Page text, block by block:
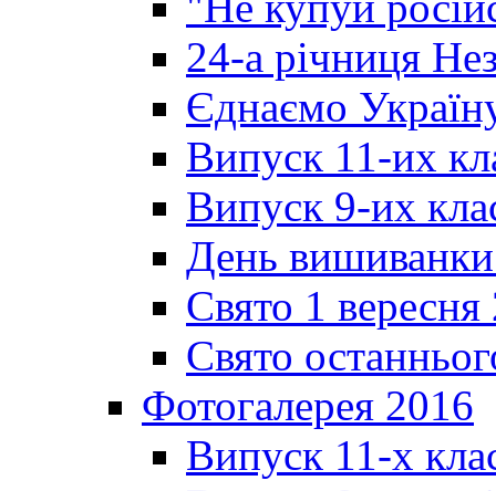
24-а річниця
Єднаємо
Випуск 11-их
Випуск 9-их
День
Свято 1 вересня
Свято
Фотогалерея 2016
Випуск 11-х